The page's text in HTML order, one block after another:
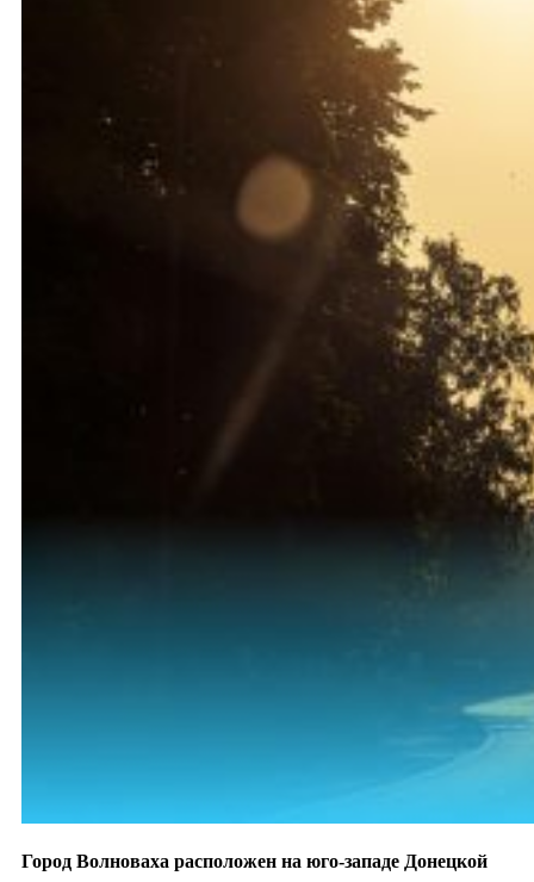
Город Волноваха расположен на юго-западе Донецкой